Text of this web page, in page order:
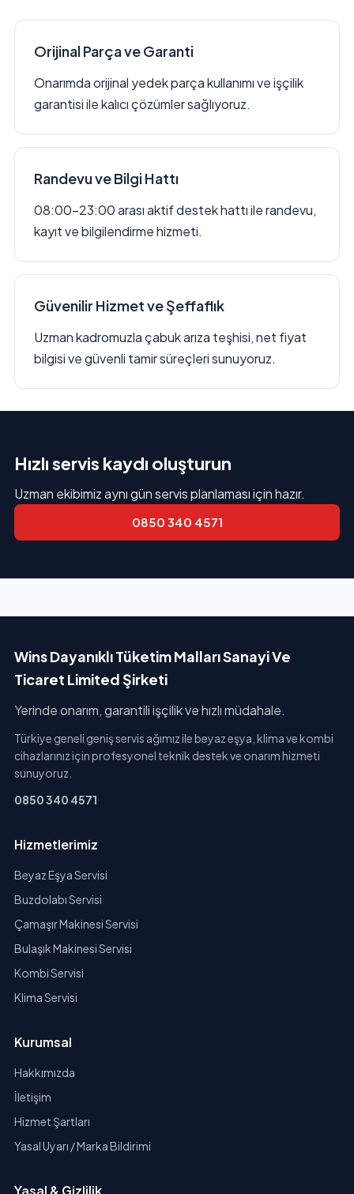
Orijinal Parça ve Garanti
Onarımda orijinal yedek parça kullanımı ve işçilik
garantisi ile kalıcı çözümler sağlıyoruz.
Randevu ve Bilgi Hattı
08:00–23:00 arası aktif destek hattı ile randevu,
kayıt ve bilgilendirme hizmeti.
Güvenilir Hizmet ve Şeffaflık
Uzman kadromuzla çabuk arıza teşhisi, net fiyat
bilgisi ve güvenli tamir süreçleri sunuyoruz.
Hızlı servis kaydı oluşturun
Uzman ekibimiz aynı gün servis planlaması için hazır.
0850 340 4571
Wins Dayanıklı Tüketim Malları Sanayi Ve
Ticaret Limited Şirketi
Yerinde onarım, garantili işçilik ve hızlı müdahale.
Türkiye geneli geniş servis ağımız ile beyaz eşya, klima ve kombi
cihazlarınız için profesyonel teknik destek ve onarım hizmeti
sunuyoruz.
0850 340 4571
Hizmetlerimiz
Beyaz Eşya Servisi
Buzdolabı Servisi
Çamaşır Makinesi Servisi
Bulaşık Makinesi Servisi
Kombi Servisi
Klima Servisi
Kurumsal
Hakkımızda
İletişim
Hizmet Şartları
Yasal Uyarı / Marka Bildirimi